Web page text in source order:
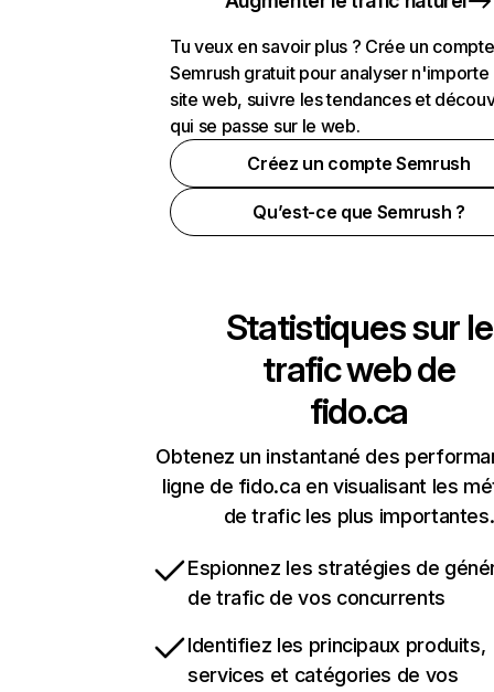
Tu veux en savoir plus ? Crée un compte
Semrush gratuit pour analyser n'importe
site web, suivre les tendances et
qui se passe sur le web.
Créez un compte Semrush
Qu’est-ce que Semrush ?
Statistiques sur le
trafic web de
fido.ca
Obtenez un instantané des
ligne de fido.ca en visualisant les
de trafic les plus importantes.
Espionnez les stratégies de
de trafic de vos concurrents
Identifiez les principaux produits,
services et catégories de vos